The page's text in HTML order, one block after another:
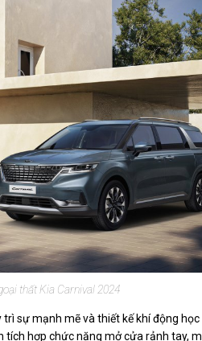
thất Kia Carnival 2024
sự mạnh mẽ và thiết kế khí động học
tích hợp chức năng mở cửa rảnh tay,